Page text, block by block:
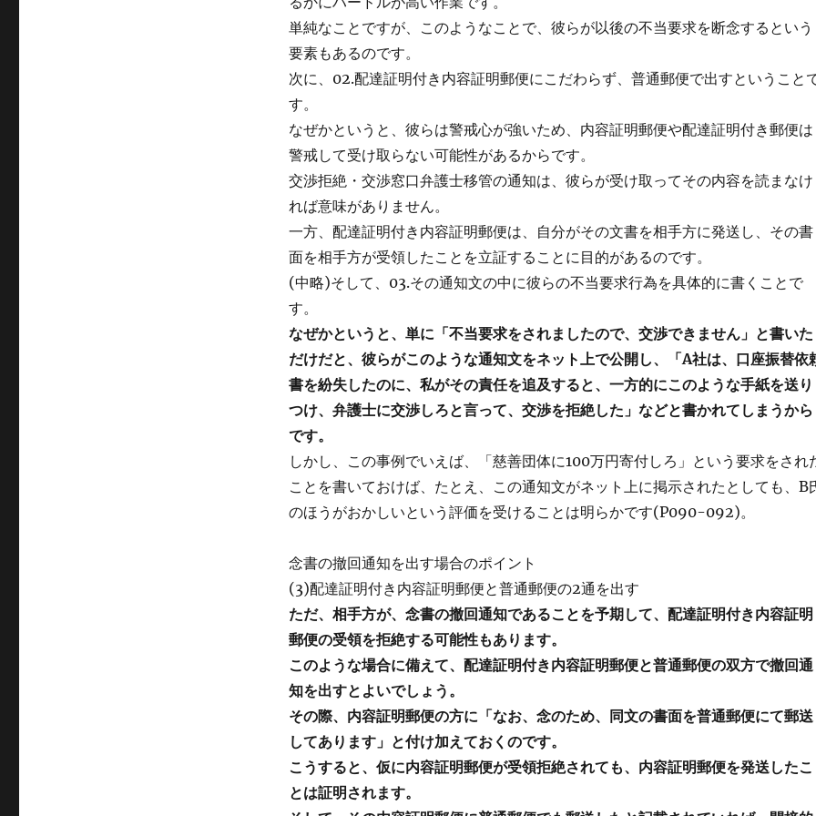
単純なことですが、このようなことで、彼らが以後の不当要求を断念するという
要素もあるのです。
次に、02.配達証明付き内容証明郵便にこだわらず、普通郵便で出すということ
す。
なぜかというと、彼らは警戒心が強いため、内容証明郵便や配達証明付き郵便は
警戒して受け取らない可能性があるからです。
交渉拒絶・交渉窓口弁護士移管の通知は、彼らが受け取ってその内容を読まなけ
れば意味がありません。
一方、配達証明付き内容証明郵便は、自分がその文書を相手方に発送し、その書
面を相手方が受領したことを立証することに目的があるのです。
(中略)そして、03.その通知文の中に彼らの不当要求行為を具体的に書くことで
す。
なぜかというと、単に「不当要求をされましたので、交渉できません」と書いた
だけだと、彼らがこのような通知文をネット上で公開し、「A社は、口座振替依
書を紛失したのに、私がその責任を追及すると、一方的にこのような手紙を送り
つけ、弁護士に交渉しろと言って、交渉を拒絶した」などと書かれてしまうから
です。
しかし、この事例でいえば、「慈善団体に100万円寄付しろ」という要求をされ
ことを書いておけば、たとえ、この通知文がネット上に掲示されたとしても、B
のほうがおかしいという評価を受けることは明らかです(P090-092)。
念書の撤回通知を出す場合のポイント
(3)配達証明付き内容証明郵便と普通郵便の2通を出す
ただ、相手方が、念書の撤回通知であることを予期して、配達証明付き内容証明
郵便の受領を拒絶する可能性もあります。
このような場合に備えて、配達証明付き内容証明郵便と普通郵便の双方で撤回通
知を出すとよいでしょう。
その際、内容証明郵便の方に「なお、念のため、同文の書面を普通郵便にて郵送
してあります」と付け加えておくのです。
こうすると、仮に内容証明郵便が受領拒絶されても、内容証明郵便を発送したこ
とは証明されます。